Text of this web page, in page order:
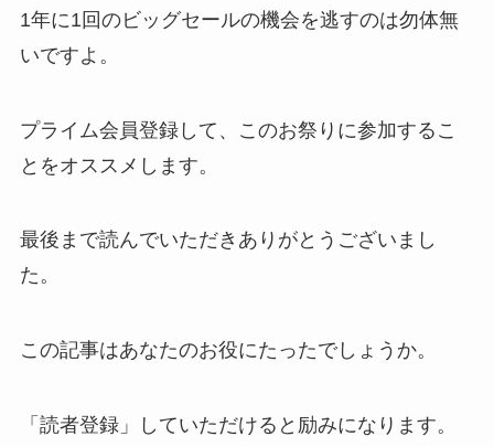
1年に1回のビッグセールの機会を逃すのは勿体無
いですよ。
プライム会員登録して、このお祭りに参加するこ
とをオススメします。
最後まで読んでいただきありがとうございまし
た。
この記事はあなたのお役にたったでしょうか。
「読者登録」していただけると励みになります。